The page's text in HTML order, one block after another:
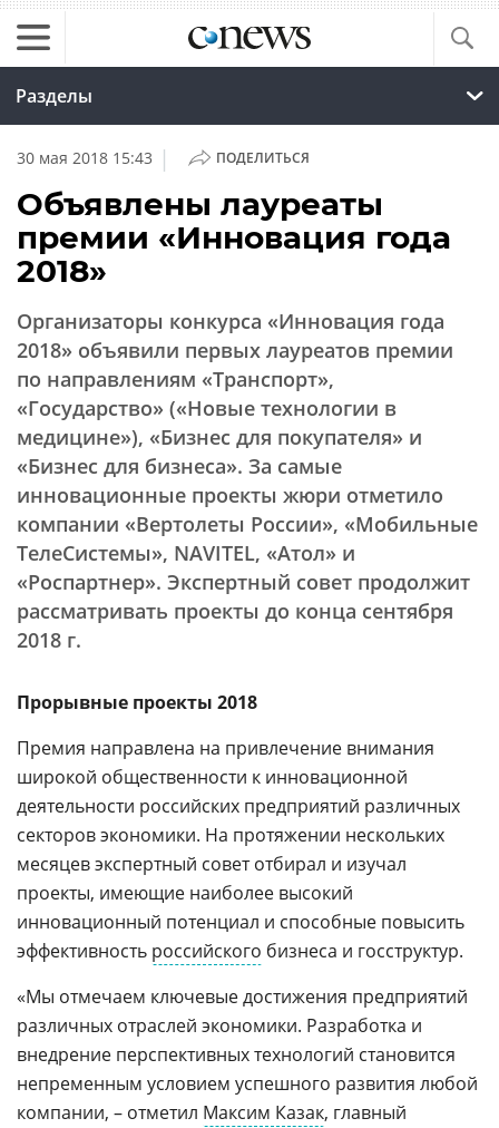
Разделы
30 мая 2018 15:43 | ПОДЕЛИТЬСЯ
Объявлены лауреаты
премии «Инновация года
2018»
Организаторы конкурса «Инновация года
2018» объявили первых лауреатов премии
по направлениям «Транспорт»,
«Государство» («Новые технологии в
медицине»), «Бизнес для покупателя» и
«Бизнес для бизнеса». За самые
инновационные проекты жюри отметило
компании «Вертолеты России», «Мобильные
ТелеСистемы», NAVITEL, «Атол» и
«Роспартнер». Экспертный совет продолжит
рассматривать проекты до конца сентября
2018 г.
Прорывные проекты 2018
Премия направлена на привлечение внимания
широкой общественности к инновационной
деятельности российских предприятий различных
секторов экономики. На протяжении нескольких
месяцев экспертный совет отбирал и изучал
проекты, имеющие наиболее высокий
инновационный потенциал и способные повысить
эффективность российского бизнеса и госструктур.
«Мы отмечаем ключевые достижения предприятий
различных отраслей экономики. Разработка и
внедрение перспективных технологий становится
непременным условием успешного развития любой
компании, – отметил Максим Казак, главный